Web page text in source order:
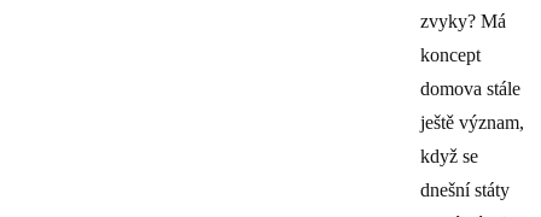
zvyky? Má
koncept
domova stále
ještě význam,
když se
dnešní státy